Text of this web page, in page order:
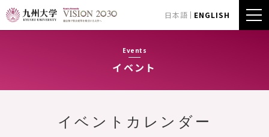
日本語 ENGLISH
Events
イベント
イベントカレンダー